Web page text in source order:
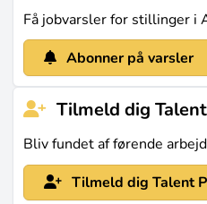
Få jobvarsler for stillinger i
Abonner på varsler
Tilmeld dig
Bliv fundet af førende
Tilmeld dig Talent